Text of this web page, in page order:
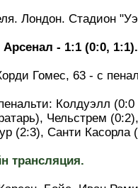
Лондон. Стадион
Арсенал - 1:1 (0:0,
Гомес, 63 - с
Колдуэлл
Чельстрем
(2:3), Санти Касорла
трансляция.